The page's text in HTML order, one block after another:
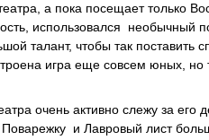
а пока посещает только
использовался необычный
талант, чтобы так поставить
игра еще совсем юных, но
очень активно слежу за его
и Лавровый лист